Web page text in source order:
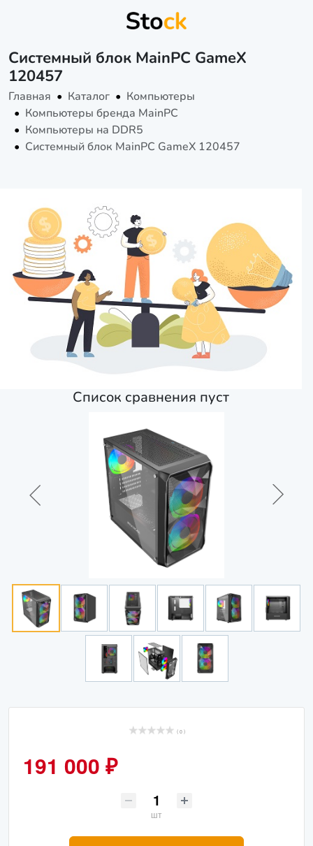
Системный блок MainPC GameX
120457
Главная Каталог
Компьютеры
Компьютеры бренда MainPC
Компьютеры на DDR5
Системный блок MainPC GameX 120457
Список сравнения пуст
( 0 )
191 000 ₽
шт